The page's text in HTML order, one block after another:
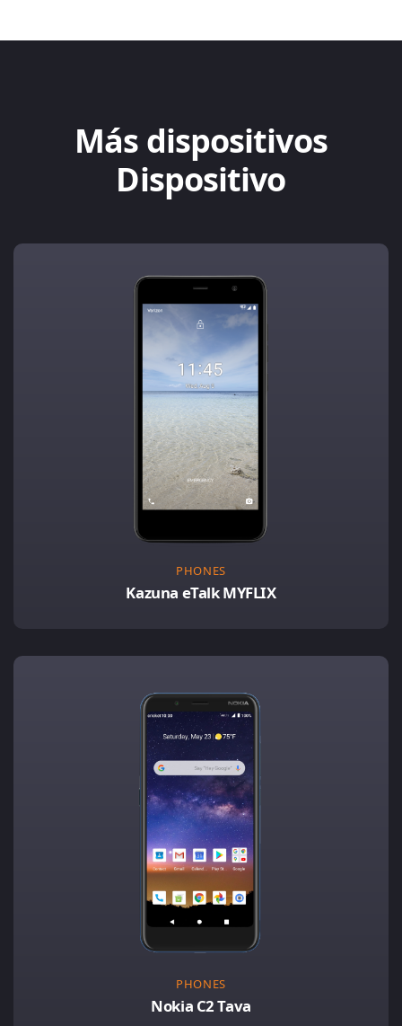
Más dispositivos
Dispositivo
PHONES
Kazuna eTalk MYFLIX
PHONES
Nokia C2 Tava